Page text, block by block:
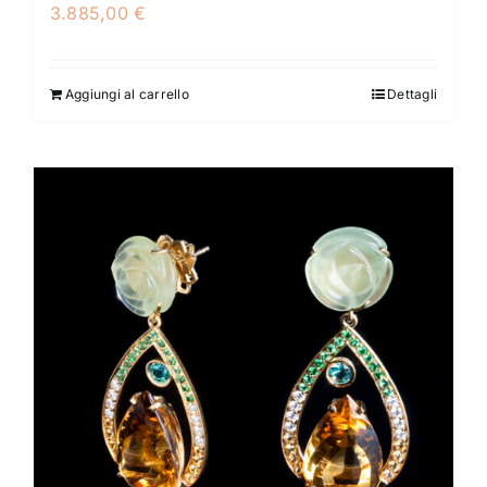
3.885,00€
Aggiungi al carrello Dettagli